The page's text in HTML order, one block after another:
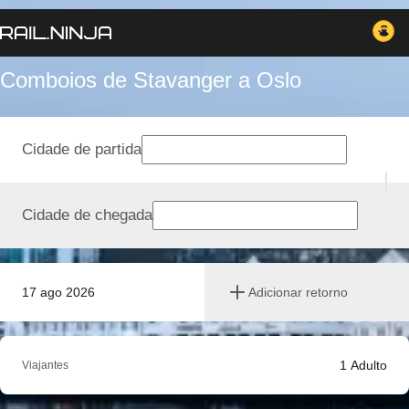
Comboios de Stavanger a Oslo
17 ago 2026 Adicionar retorno
Cidade de partida
Cidade de chegada
Viajantes 1 Adulto